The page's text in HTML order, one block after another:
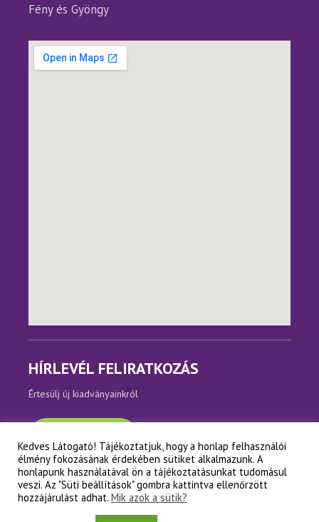
Fény és Gyöngy
HÍRLEVÉL FELIRATKOZÁS
Értesülj új kiadványainkról
Copyright © Napfényes Élet Alapítvány
Kedves Látogató! Tájékoztatjuk, hogy a honlap felhasználói
élmény fokozásának érdekében sütiket alkalmazunk. A
honlapunk használatával ön a tájékoztatásunkat tudomásul
veszi. Az "Süti beállítások" gombra kattintva ellenőrzött
hozzájárulást adhat. Mik azok a sütik?